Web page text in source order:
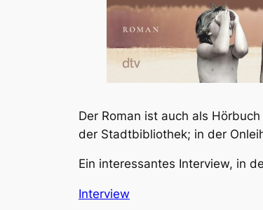
Der Roman ist auch als
der Stadtbibliothek; in der
Ein interessantes Interview, in
Interview